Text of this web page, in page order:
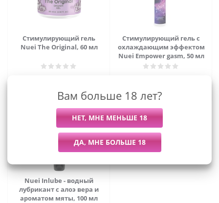
Стимулирующий гель
Nuei The Original, 60 мл
Стимулирующий гель с
охлаждающим эффектом
Nuei Empower gasm, 50 мл
Nuei Inlube - водный
лубрикант с алоэ вера и
ароматом мяты, 100 мл
Вам больше 18 лет?